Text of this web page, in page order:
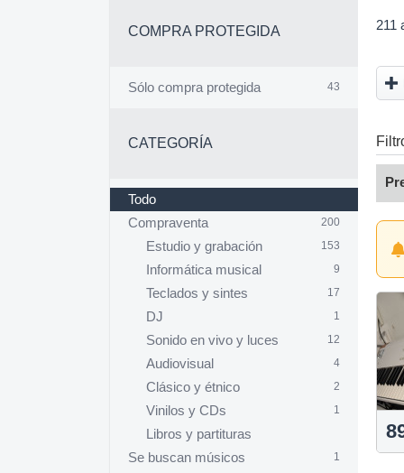
211
COMPRA PROTEGIDA
43
Sólo compra protegida
CATEGORÍA
Todo
200
Compraventa
153
Estudio y grabación
9
Informática musical
17
Teclados y sintes
1
DJ
12
Sonido en vivo y luces
4
Audiovisual
2
Clásico y étnico
1
Vinilos y CDs
Libros y partituras
1
Se buscan músicos